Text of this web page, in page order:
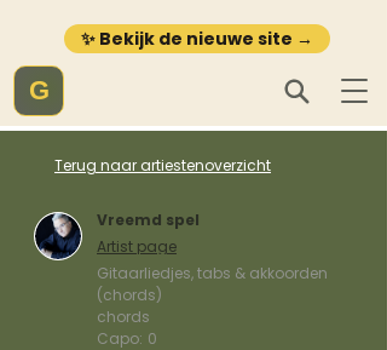
✨ Bekijk de nieuwe site →
G
Terug naar artiestenoverzicht
Vreemd spel
Artist page
Gitaarliedjes, tabs & akkoorden
(chords)
chords
Capo: 0